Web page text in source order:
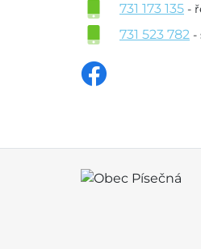
731 173 135 -
731 523 782 -